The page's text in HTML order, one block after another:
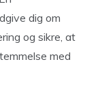
dig om
og sikre, at
med